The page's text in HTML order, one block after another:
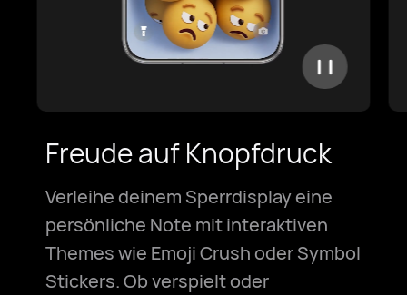
Freude auf Knopfdruck
Verleihe deinem Sperrdisplay eine
persönliche Note mit interaktiven
Themes wie Emoji Crush oder Symbol
Stickers. Ob verspielt oder